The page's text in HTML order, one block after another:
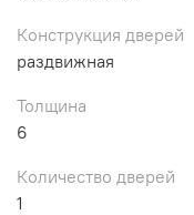
Конструкция дверей
раздвижная
Толщина
6
Количество дверей
1